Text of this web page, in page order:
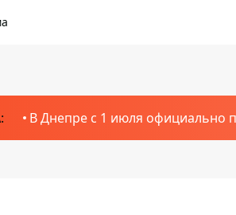
В Днепре с 1 июля официально